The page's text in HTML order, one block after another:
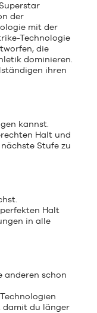
der
mit der
Technologie
die
dominieren.
ihren
kannst.
Halt und
Stufe zu
Halt
in alle
anderen schon
damit du länger